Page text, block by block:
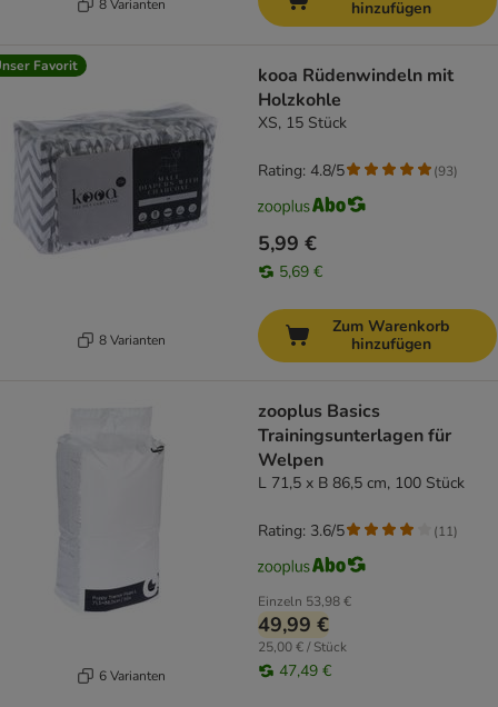
8 Varianten
hinzufügen
Favorit
8 Varianten
kooa Rüdenwindeln mit
Holzkohle
XS, 15 Stück
5,99 €
5,69 €
Rating: 4.8/5 (93)
Zum Warenkorb
hinzufügen
6 Varianten
zooplus Basics
Trainingsunterlagen für
Welpen
L 71,5 x B 86,5 cm, 100 Stück
Einzeln 53,98 €
49,99 €
25,00 € / Stück
47,49 €
Rating: 3.6/5 (11)